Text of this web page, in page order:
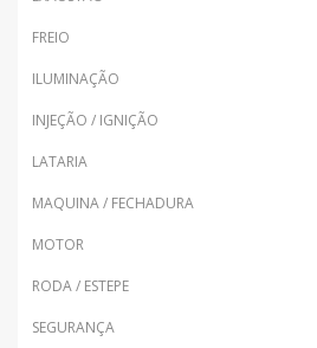
FREIO
ILUMINAÇÃO
INJEÇÃO / IGNIÇÃO
LATARIA
MAQUINA / FECHADURA
MOTOR
RODA / ESTEPE
SEGURANÇA